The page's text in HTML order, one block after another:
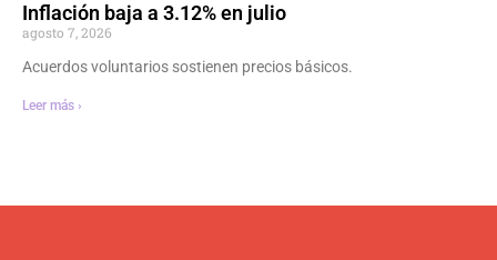
Inflación baja a 3.12% en julio
agosto 7, 2026
Acuerdos voluntarios sostienen precios básicos.
Leer más ›